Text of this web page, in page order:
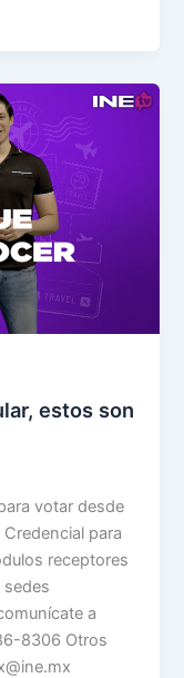
estos son
votar desde
para
receptores
sedes
a
8306 Otros